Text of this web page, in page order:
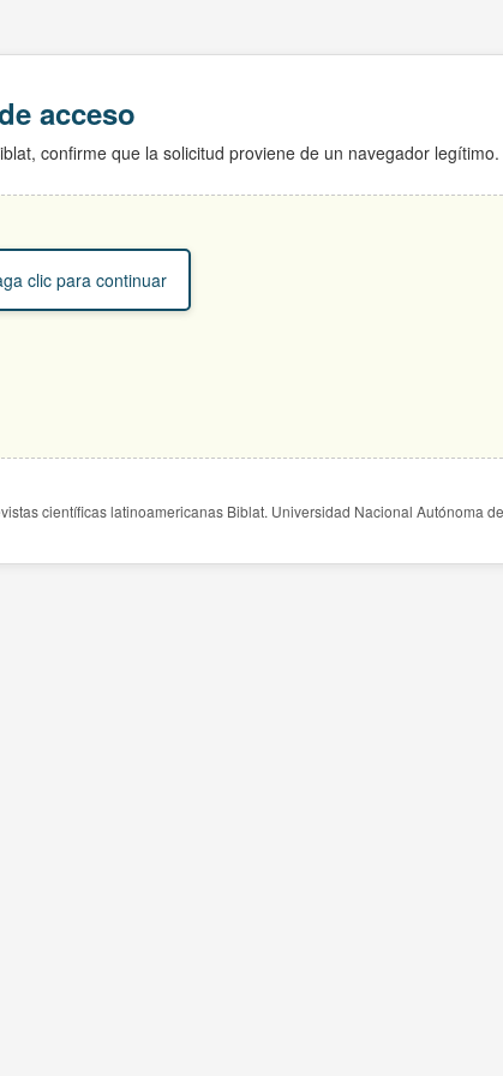
acceso
confirme que la solicitud proviene de un navegador legítimo.
clic para continuar
científicas latinoamericanas Biblat. Universidad Nacional Autónoma